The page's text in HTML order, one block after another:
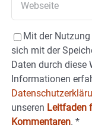
Mit der
sich mit der
Daten durch diese
Informationen
unseren Leitfaden
Kommentaren. *